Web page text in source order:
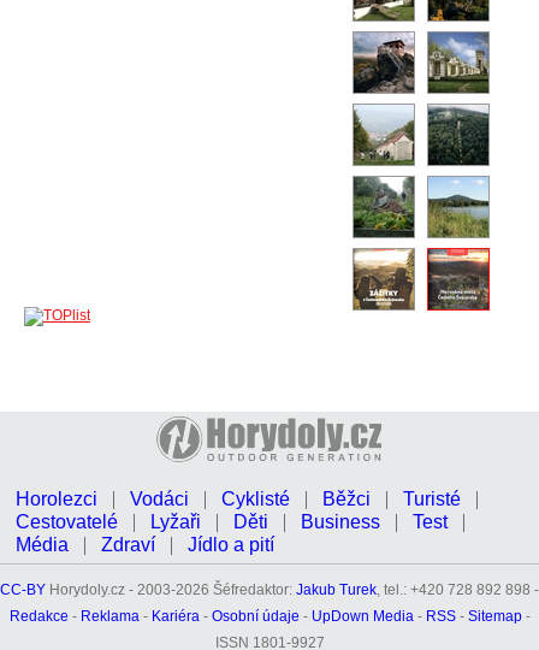
Horolezci Vodáci Cyklisté Běžci
Turisté
Cestovatelé
Lyžaři Děti Business
Test
Média
Zdraví Jídlo a pití
CC-BY Horydoly.cz - 2003-2026 Šéfredaktor: Jakub Turek, tel.: +420 728 892 898 -
Redakce - Reklama- Kariéra- Osobní údaje - UpDown Media- RSS- Sitemap-
ISSN 1801-9927